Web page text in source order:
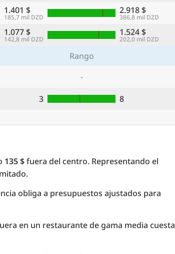
1.401 $
185,7 mil DZD
2.918 $
386,8 mil DZD
1.077 $
142,8 mil DZD
1.524 $
202,0 mil DZD
Rango
-
3 8
135 $fuera del centro. Representando el
obliga a presupuestos ajustados para
en un restaurante de gama media cuesta